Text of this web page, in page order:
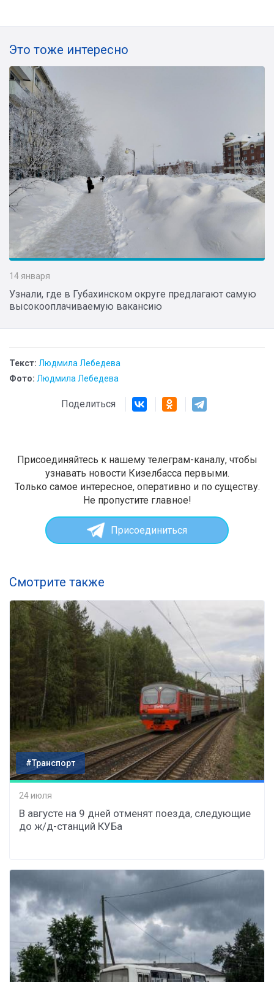
Это тоже интересно
14 января
Узнали, где в Губахинском округе предлагают самую
высокооплачиваемую вакансию
Текст: Людмила Лебедева
Фото: Людмила Лебедева
Поделиться
Присоединяйтесь к нашему телеграм-каналу, чтобы
узнавать новости Кизелбасса первыми.
Только самое интересное, оперативно и по существу.
Не пропустите главное!
Присоединиться
Смотрите также
#Транспорт
24 июля
В августе на 9 дней отменят поезда, следующие
до ж/д-станций КУБа